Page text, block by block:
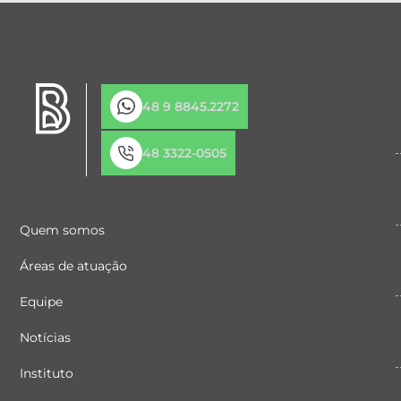
48 9 8845.2272
48 3322-0505
Quem somos
Áreas de atuação
Equipe
Notícias
Instituto